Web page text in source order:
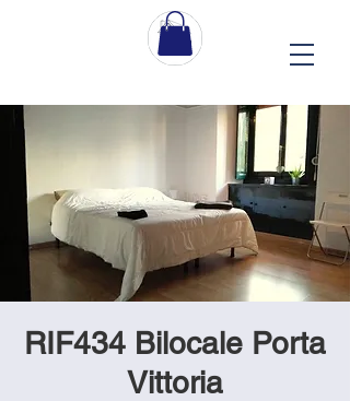
RIF434 Bilocale Porta
Vittoria